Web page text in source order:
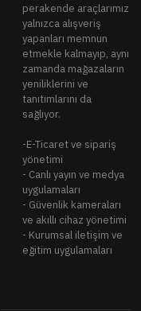
perakende araçlarımız
yalnızca alışveriş
yapanları memnun
etmekle kalmayıp, aynı
zamanda mağazaların
yeniliklerini ve
tanıtımlarını da
sağlıyor.
-E-Ticaret ve sipariş
yönetimi
- Canlı yayın ve medya
uygulamaları
- Güvenlik kameraları
ve akıllı cihaz yönetimi
- Kurumsal iletişim ve
eğitim uygulamaları